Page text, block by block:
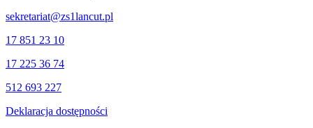
sekretariat@zs1lancut.pl
17 851 23 10
17 225 36 74
512 693 227
Deklaracja dostępności